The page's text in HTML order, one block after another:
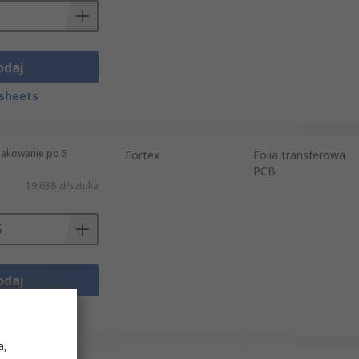
po 5
19,638 zł/sztuka
Fortex
Folia transferowa
PCB